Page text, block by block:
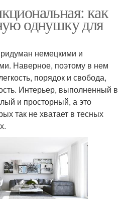
как
однушку для
немецкими и
Наверное, поэтому в нем
порядок и свобода,
Интерьер, выполненный в
и просторный, а это
так не хватает в тесных